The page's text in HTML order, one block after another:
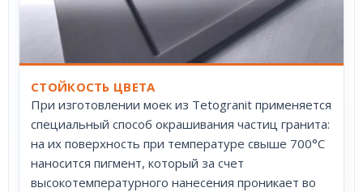
СТОЙКОСТЬ ЦВЕТА
При изготовлении моек из Tetogranit применяется
специальный способ окрашивания частиц гранита:
на их поверхность при температуре свыше 700°С
наносится пигмент, который за счет
высокотемпературного нанесения проникает во